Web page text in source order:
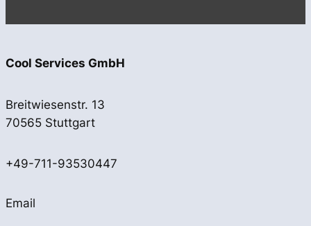
Cool Services GmbH
Breitwiesenstr. 13
70565 Stuttgart
+49-711-93530447
Email